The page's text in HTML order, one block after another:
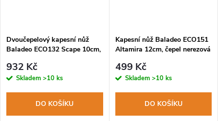
Dvoučepelový kapesní nůž
Baladeo ECO132 Scape 10cm,
ocel, hliníková rukojeť,
pouzdro
932 Kč
Skladem >10 ks
DO KOŠÍKU
Kapesní nůž Baladeo ECO151
Altamira 12cm, čepel nerezová
nerezová ocel
499 Kč
Skladem >10 ks
DO KOŠÍKU